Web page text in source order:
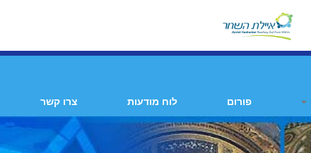
פורום לוח מודעות צרו קשר